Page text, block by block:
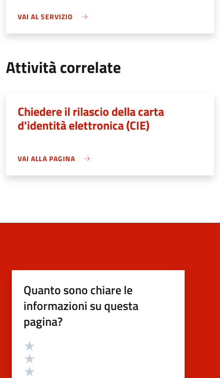
VAI AL SERVIZIO
Attività correlate
Chiedere il rilascio della carta
d'identità elettronica (CIE)
VAI ALLA PAGINA
Quanto sono chiare le
informazioni su questa
pagina?
Valutazione